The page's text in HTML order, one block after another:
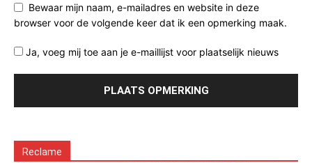
Bewaar mijn naam, e-mailadres en website in deze
browser voor de volgende keer dat ik een opmerking maak.
Ja, voeg mij toe aan je e-maillijst voor plaatselijk nieuws
Reclame